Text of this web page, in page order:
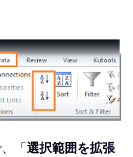
「選択範囲を拡張